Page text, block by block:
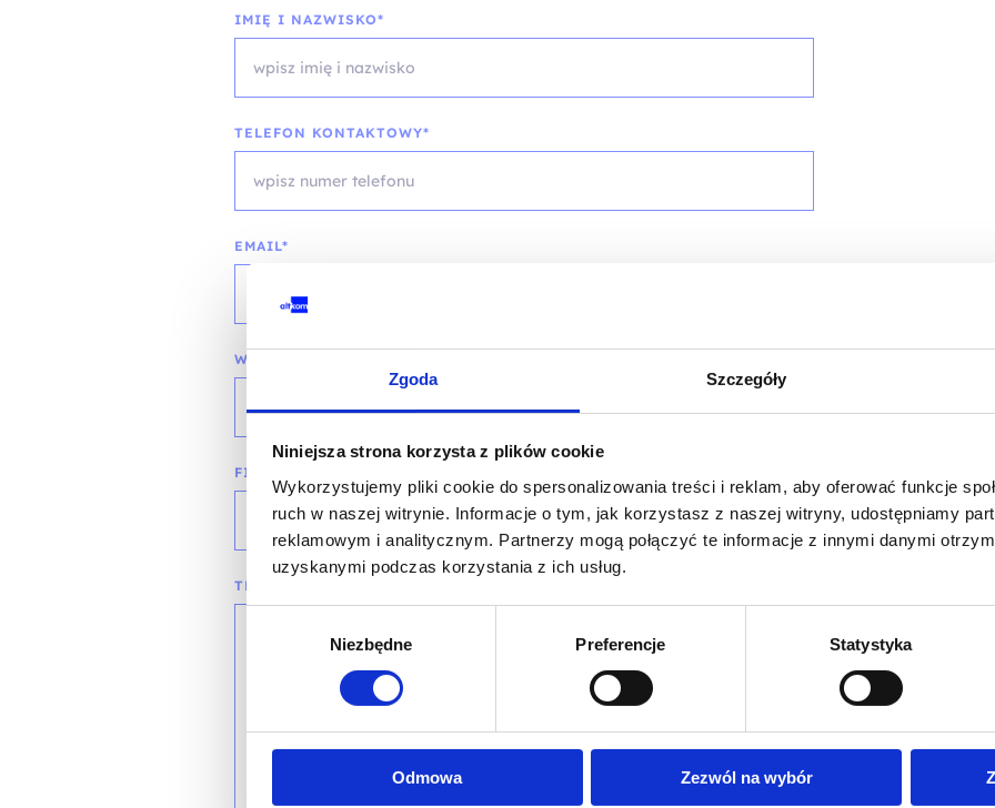
Zgoda Szczegóły
Niniejsza strona korzysta z plików cookie
Wykorzystujemy pliki cookie do spersonalizowania treści i reklam, aby oferować funkcje
ruch w naszej witrynie. Informacje o tym, jak korzystasz z naszej witryny, udostępniamy
reklamowym i analitycznym. Partnerzy mogą połączyć te informacje z innymi danymi
uzyskanymi podczas korzystania z ich usług.
Niezbędne Preferencje Statystyka
Odmowa Zezwól na wybór
IMIĘ I NAZWISKO*
TELEFON KONTAKTOWY*
EMAIL*
WOJEWÓDZTWO*
wybierz województwo
FIRMA
TREŚĆ WIADOMOŚCI*